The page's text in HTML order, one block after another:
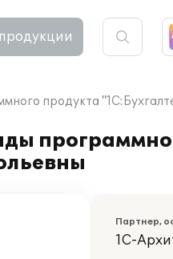
продукта
Партнер,
1С-